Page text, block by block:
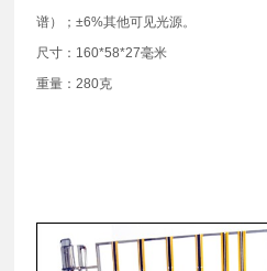
谱）；±6%其他可见光源。
尺寸：160*58*27毫米
重量：280克